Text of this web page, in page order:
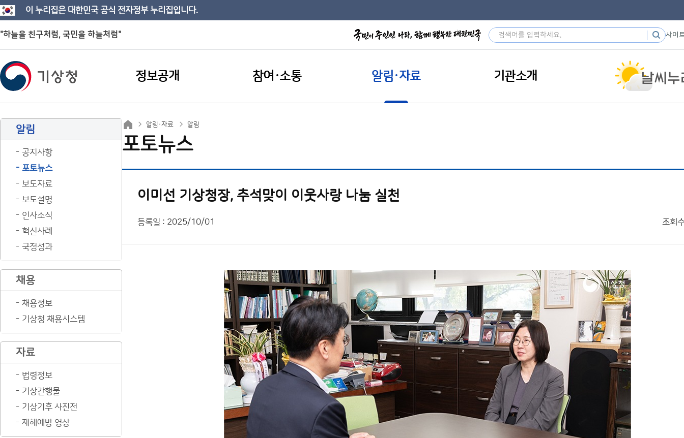
이 누리집은 대한민국 공식 전자정부 누리집입니다.
"하늘을 친구처럼, 국민을 하늘처럼" 사이
정보공개 참여·소통 알림·자료 기관소개
알림
공지사항
포토뉴스
보도자료
보도설명
인사소식
혁신사례
국정성과
채용
채용정보
기상청 채용시스템
자료
법령정보
기상간행물
기상기후 사진전
재해예방 영상
알림·자료 알림
포토뉴스
이미선 기상청장, 추석맞이 이웃사랑 나눔 실천
등록일 : 2025/10/01 조회